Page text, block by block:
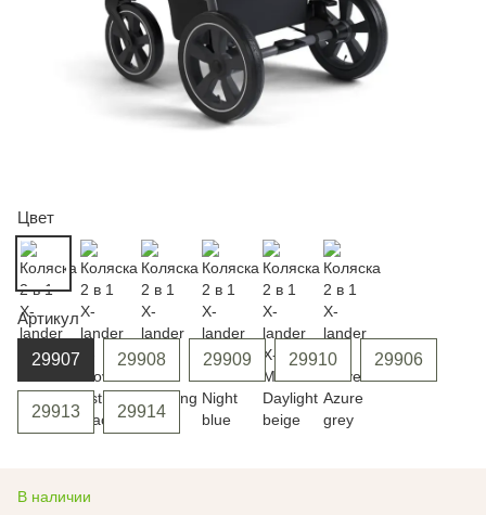
Цвет
Артикул
29907 29908 29909 29910 29906
29913 29914
В наличии